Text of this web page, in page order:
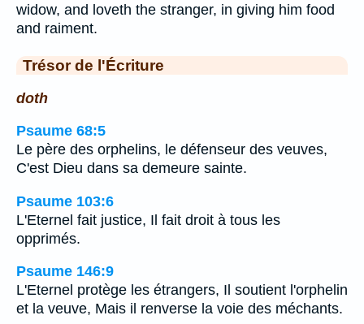
widow, and loveth the stranger, in giving him food
and raiment.
Trésor de l'Écriture
doth
Psaume 68:5
Le père des orphelins, le défenseur des veuves,
C'est Dieu dans sa demeure sainte.
Psaume 103:6
L'Eternel fait justice, Il fait droit à tous les
opprimés.
Psaume 146:9
L'Eternel protège les étrangers, Il soutient l'orphelin
et la veuve, Mais il renverse la voie des méchants.